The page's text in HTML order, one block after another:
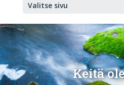
Valitse sivu
Keitä